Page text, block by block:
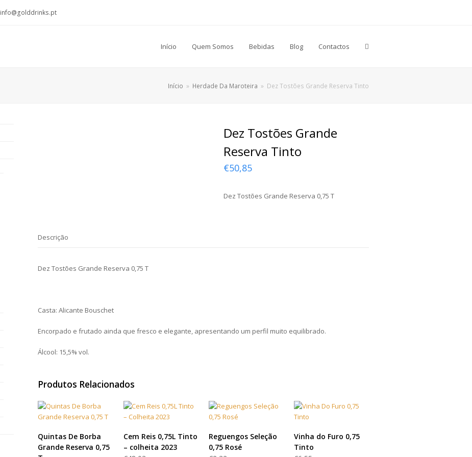
info@golddrinks.pt
Início Quem Somos Bebidas Blog Contactos
Início » Herdade Da Maroteira » Dez Tostões Grande Reserva Tinto
Dez Tostões Grande
Reserva Tinto
€50,85
Dez Tostões Grande Reserva 0,75 T
Descrição
Dez Tostões Grande Reserva 0,75 T
Casta: Alicante Bouschet
Encorpado e frutado ainda que fresco e elegante, apresentando um perfil muito equilibrado.
Álcool: 15,5% vol.
Produtos Relacionados
LER MAIS
Quintas De Borba
Grande Reserva 0,75
LER MAIS
Cem Reis 0,75L Tinto
– colheita 2023
LER MAIS
Reguengos Seleção
0,75 Rosé
LER MAIS
Vinha do Furo 0,75
Tinto